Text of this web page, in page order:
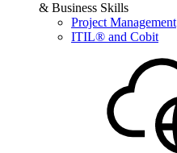
& Business Skills
Project Management
ITIL® and Cobit